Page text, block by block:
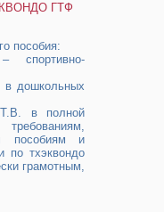
ГТФ
пособия:
спортивно-
в дошкольных
Т.В. в полной
пособиям и
по тхэквондо
грамотным,